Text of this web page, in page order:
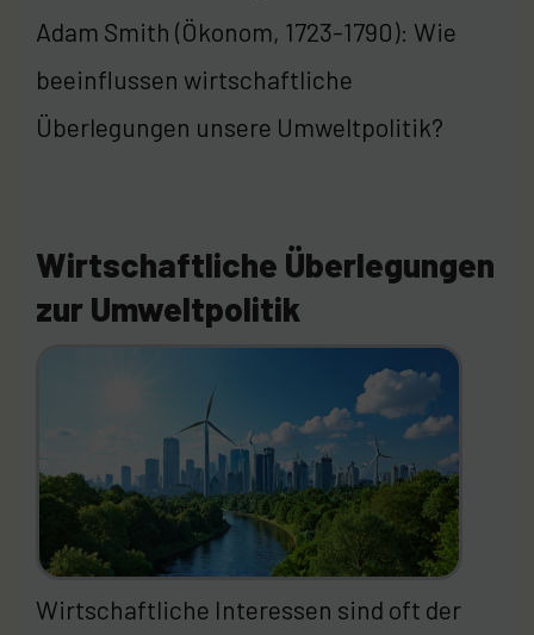
Adam Smith (Ökonom, 1723-1790): Wie
beeinflussen wirtschaftliche
Überlegungen unsere Umweltpolitik?
Wirtschaftliche Überlegungen
zur Umweltpolitik
Wirtschaftliche Interessen sind oft der